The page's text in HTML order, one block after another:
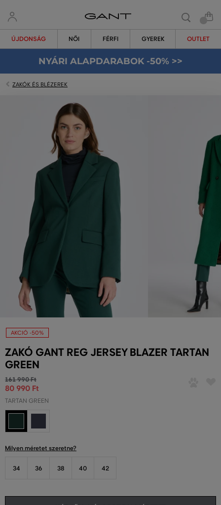
ÚJDONSÁG NŐI FÉRFI GYEREK OUTLET
NYÁRI ALAPDARABOK -50% >>
ZAKÓK ÉS BLÉZEREK
AKCIÓ -50%
ZAKÓ GANT REG JERSEY BLAZER TARTAN
GREEN
161 990 Ft
80 990 Ft
TARTAN GREEN
Milyen méretet szeretne?
34 36 38 40 42